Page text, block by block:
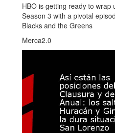
HBO is getting ready to wrap
Season 3 with a pivotal
Blacks and the Greens
Merca2.0